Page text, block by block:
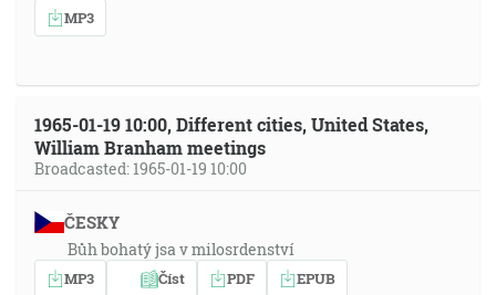
MP3
1965-01-19 10:00, Different cities, United States,
William Branham meetings
Broadcasted: 1965-01-19 10:00
ČESKY
Bůh bohatý jsa v milosrdenství
MP3 Číst PDF EPUB